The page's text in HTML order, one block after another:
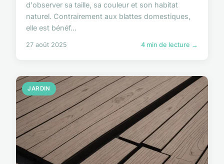
d'observer sa taille, sa couleur et son habitat
naturel. Contrairement aux blattes domestiques,
elle est bénéf...
27 août 2025 4 min de lecture →
JARDIN